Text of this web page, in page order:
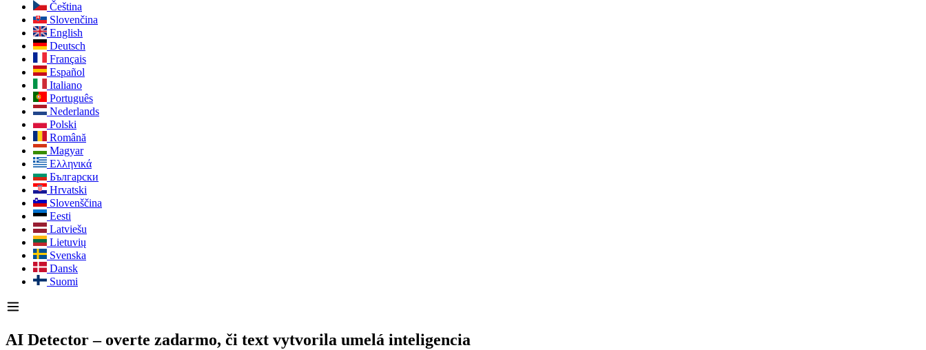
Čeština
Slovenčina
English
Deutsch
Français
Español
Italiano
Português
Nederlands
Polski
Română
Magyar
Ελληνικά
Български
Hrvatski
Slovenščina
Eesti
Latviešu
Lietuvių
Svenska
Dansk
Suomi
AI Detector – overte zadarmo, či text vytvorila umelá inteligencia